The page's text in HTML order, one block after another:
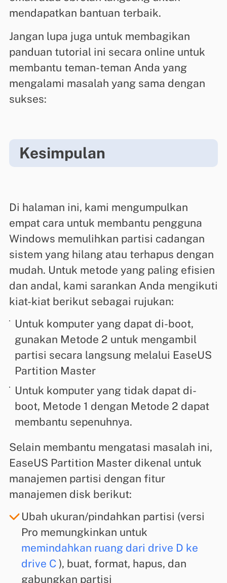
mendapatkan bantuan terbaik.
Jangan lupa juga untuk membagikan
panduan tutorial ini secara online untuk
membantu teman-teman Anda yang
mengalami masalah yang sama dengan
sukses:
Kesimpulan
Di halaman ini, kami mengumpulkan
empat cara untuk membantu pengguna
Windows memulihkan partisi cadangan
sistem yang hilang atau terhapus dengan
mudah. Untuk metode yang paling efisien
dan andal, kami sarankan Anda mengikuti
kiat-kiat berikut sebagai rujukan:
Untuk komputer yang dapat di-boot,
gunakan Metode 2 untuk mengambil
partisi secara langsung melalui EaseUS
Partition Master
Untuk komputer yang tidak dapat di-
boot, Metode 1 dengan Metode 2 dapat
membantu sepenuhnya.
Selain membantu mengatasi masalah ini,
EaseUS Partition Master dikenal untuk
manajemen partisi dengan fitur
manajemen disk berikut:
Ubah ukuran/pindahkan partisi (versi
Pro memungkinkan untuk
memindahkan ruang dari drive D ke
drive C), buat, format, hapus, dan
gabungkan partisi